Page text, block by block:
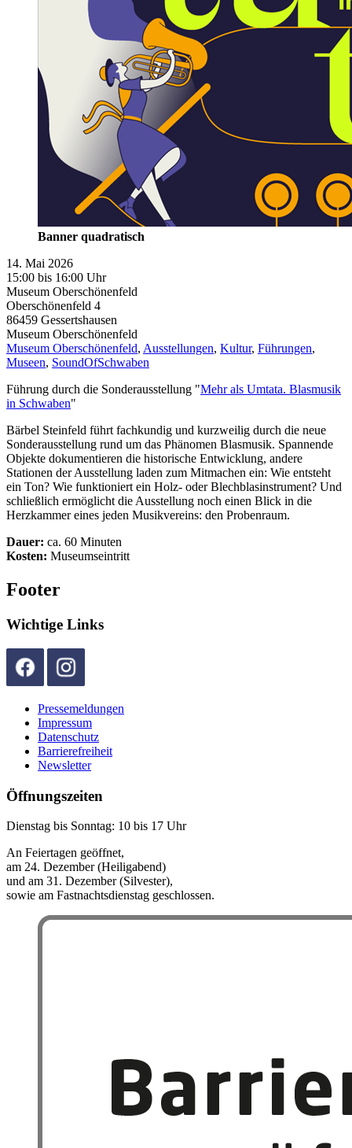
Banner quadratisch
14. Mai 2026
15:00 bis 16:00 Uhr
Museum Oberschönenfeld
Oberschönenfeld 4
86459 Gessertshausen
Museum Oberschönenfeld
Museum Oberschönenfeld, Ausstellungen, Kultur, Führungen,
Museen, SoundOfSchwaben
Führung durch die Sonderausstellung "Mehr als Umtata. Blasmusik
in Schwaben"
Bärbel Steinfeld führt fachkundig und kurzweilig durch die neue
Sonderausstellung rund um das Phänomen Blasmusik. Spannende
Objekte dokumentieren die historische Entwicklung, andere
Stationen der Ausstellung laden zum Mitmachen ein: Wie entsteht
ein Ton? Wie funktioniert ein Holz- oder Blechblasinstrument? Und
schließlich ermöglicht die Ausstellung noch einen Blick in die
Herzkammer eines jeden Musikvereins: den Probenraum.
Dauer: ca. 60 Minuten
Kosten: Museumseintritt
Footer
Wichtige Links
Pressemeldungen
Impressum
Datenschutz
Barrierefreiheit
Newsletter
Öffnungszeiten
Dienstag bis Sonntag: 10 bis 17 Uhr
An Feiertagen geöffnet,
am 24. Dezember (Heiligabend)
und am 31. Dezember (Silvester),
sowie am Fastnachtsdienstag geschlossen.